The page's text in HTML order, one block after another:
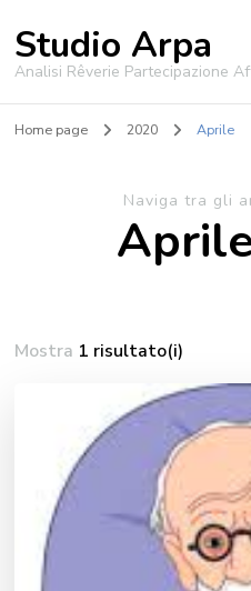
Studio Arpa
Analisi Rêverie Partecipazione
Home page 2020 Aprile
Naviga tra gli
Mostra 1 risultato(i)